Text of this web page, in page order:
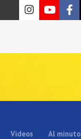
Videos Al minuto